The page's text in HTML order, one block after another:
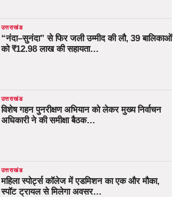
उत्तराखंड
“नंदा–सुनंदा” से फिर जली उम्मीद की लौ, 39 बालिकाओं
को ₹12.98 लाख की सहायता…
उत्तराखंड
विशेष गहन पुनरीक्षण अभियान को लेकर मुख्य निर्वाचन
अधिकारी ने की समीक्षा बैठक…
उत्तराखंड
महिला स्पोर्ट्स कॉलेज में एडमिशन का एक और मौका,
स्पॉट ट्रायल से मिलेगा अवसर…